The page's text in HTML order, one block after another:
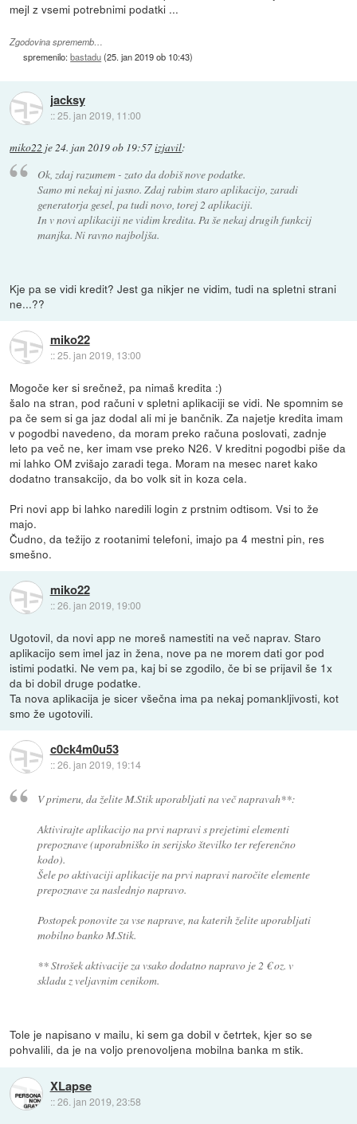
mejl z vsemi potrebnimi podatki ...
Zgodovina sprememb…
spremenilo:bastadu(25. jan 2019 ob 10:43)
jacksy
::25. jan 2019, 11:00
miko22 je24. jan 2019 ob 19:57izjavil:
Ok, zdaj razumem - zato da dobiš nove podatke.
Samo mi nekaj ni jasno. Zdaj rabim staro aplikacijo, zaradi
generatorja gesel, pa tudi novo, torej 2 aplikaciji.
In v novi aplikaciji ne vidim kredita. Pa še nekaj drugih funkcij
manjka. Ni ravno najboljša.
Kje pa se vidi kredit? Jest ga nikjer ne vidim, tudi na spletni strani
ne...??
miko22
::25. jan 2019, 13:00
Mogoče ker si srečnež, pa nimaš kredita :)
šalo na stran, pod računi v spletni aplikaciji se vidi. Ne spomnim se
pa če sem si ga jaz dodal ali mi je bančnik. Za najetje kredita imam
v pogodbi navedeno, da moram preko računa poslovati, zadnje
leto pa več ne, ker imam vse preko N26. V kreditni pogodbi piše da
mi lahko OM zvišajo zaradi tega. Moram na mesec naret kako
dodatno transakcijo, da bo volk sit in koza cela.
Pri novi app bi lahko naredili login z prstnim odtisom. Vsi to že
majo.
Čudno, da težijo z rootanimi telefoni, imajo pa 4 mestni pin, res
smešno.
miko22
::26. jan 2019, 19:00
Ugotovil, da novi app ne moreš namestiti na več naprav. Staro
aplikacijo sem imel jaz in žena, nove pa ne morem dati gor pod
istimi podatki. Ne vem pa, kaj bi se zgodilo, če bi se prijavil še 1x
da bi dobil druge podatke.
Ta nova aplikacija je sicer všečna ima pa nekaj pomankljivosti, kot
smo že ugotovili.
c0ck4m0u53
::26. jan 2019, 19:14
V primeru, da želite M.Stik uporabljati na več napravah**:
Aktivirajte aplikacijo na prvi napravi s prejetimi elementi
prepoznave (uporabniško in serijsko številko ter referenčno
kodo).
Šele po aktivaciji aplikacije na prvi napravi naročite elemente
prepoznave za naslednjo napravo.
Postopek ponovite za vse naprave, na katerih želite uporabljati
mobilno banko M.Stik.
** Strošek aktivacije za vsako dodatno napravo je 2 € oz. v
skladu z veljavnim cenikom.
Tole je napisano v mailu, ki sem ga dobil v četrtek, kjer so se
pohvalili, da je na voljo prenovoljena mobilna banka m stik.
XLapse
::26. jan 2019, 23:58